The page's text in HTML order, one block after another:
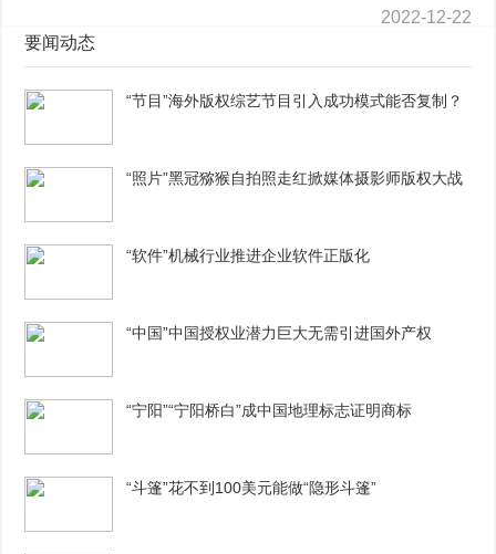
2022-12-22
要闻动态
“节目”海外版权综艺节目引入成功模式能否复制？
“照片”黑冠猕猴自拍照走红掀媒体摄影师版权大战
“软件”机械行业推进企业软件正版化
“中国”中国授权业潜力巨大无需引进国外产权
“宁阳”“宁阳桥白”成中国地理标志证明商标
“斗篷”花不到100美元能做“隐形斗篷”